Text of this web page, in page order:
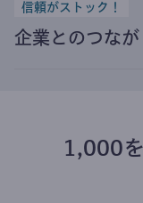
信頼がストック！
企業とのつな
1,000